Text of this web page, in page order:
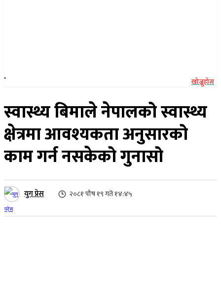
खोज्नुहोस
स्वास्थ्य बिमाले नेपालको स्वास्थ्य
क्षेत्रमा आवश्यकता अनुसारको
काम गर्न नसकेको गुनासो
युग प्रेस २०८१ पौष १९ गते १४:४५